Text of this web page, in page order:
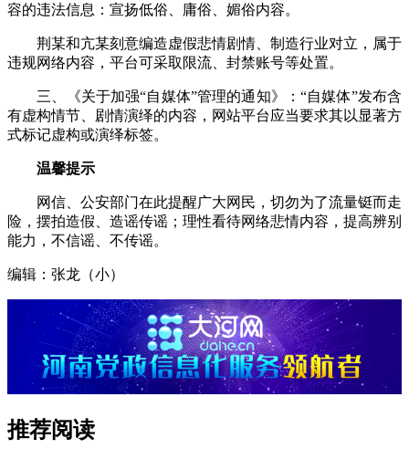
容的违法信息：宣扬低俗、庸俗、媚俗内容。
荆某和亢某刻意编造虚假悲情剧情、制造行业对立，属于
违规网络内容，平台可采取限流、封禁账号等处置。
三、《关于加强“自媒体”管理的通知》：“自媒体”发布含
有虚构情节、剧情演绎的内容，网站平台应当要求其以显著方
式标记虚构或演绎标签。
温馨提示
网信、公安部门在此提醒广大网民，切勿为了流量铤而走
险，摆拍造假、造谣传谣；理性看待网络悲情内容，提高辨别
能力，不信谣、不传谣。
编辑：张龙（小）
推荐阅读